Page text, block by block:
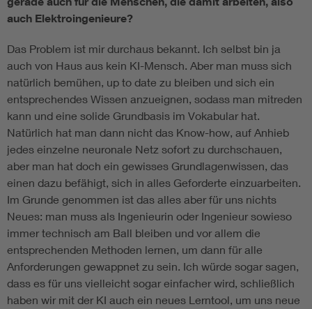
auch Elektroingenieure?
Das Problem ist mir durchaus bekannt. Ich selbst bin ja
auch von Haus aus kein KI-Mensch. Aber man muss sich
natürlich bemühen, up to date zu bleiben und sich ein
entsprechendes Wissen anzueignen, sodass man mitreden
kann und eine solide Grundbasis im Vokabular hat.
Natürlich hat man dann nicht das Know-how, auf Anhieb
jedes einzelne neuronale Netz sofort zu durchschauen,
aber man hat doch ein gewisses Grundlagenwissen, das
einen dazu befähigt, sich in alles Geforderte einzuarbeiten.
Im Grunde genommen ist das alles aber für uns nichts
Neues: man muss als Ingenieurin oder Ingenieur sowieso
immer technisch am Ball bleiben und vor allem die
entsprechenden Methoden lernen, um dann für alle
Anforderungen gewappnet zu sein. Ich würde sogar sagen,
dass es für uns vielleicht sogar einfacher wird, schließlich
haben wir mit der KI auch ein neues Lerntool, um uns neue